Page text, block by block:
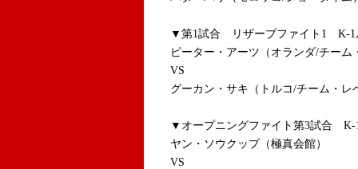
▼第1試合 リザーブファイト1 K-1
ピーター・アーツ（オランダ/チーム
VS
グーカン・サキ（トルコ/チーム・レ
▼オープニングファイト第3試合
ヤン・ソウクップ（極真会館）
VS